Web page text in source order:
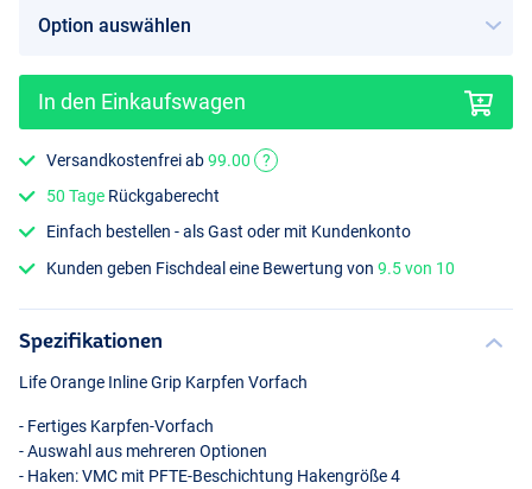
In den Einkaufswagen
Versandkostenfrei ab99.00
?
50 Tage Rückgaberecht
Einfach bestellen - als Gast oder mit Kundenkonto
Kunden geben Fischdeal eine Bewertung von9.5 von 10
Spezifikationen
Life Orange Inline Grip Karpfen Vorfach
- Fertiges Karpfen-Vorfach
- Auswahl aus mehreren Optionen
- Haken:VMC mit PFTE-Beschichtung Hakengröße 4